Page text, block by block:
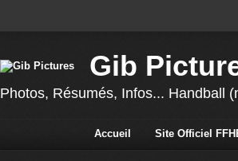
Gib
Photos, Résumés, Infos... Handball
Accueil Site Officiel